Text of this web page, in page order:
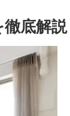
徹底解説